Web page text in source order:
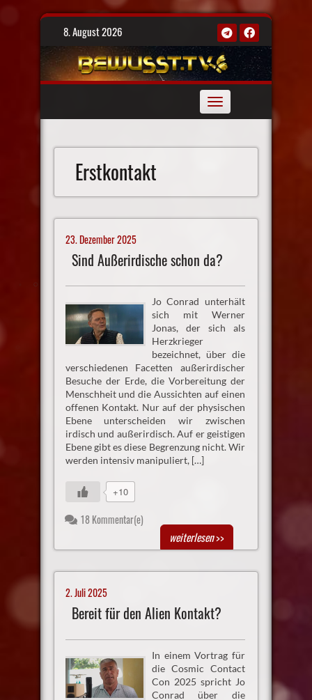
Skip
8. August 2026
Toggle
navigation
Erstkontakt
23. Dezember 2025
Sind Außerirdische schon da?
Jo Conrad unterhält
sich mit Werner
Jonas, der sich als
Herzkrieger
bezeichnet, über die
verschiedenen Facetten außerirdischer
Besuche der Erde, die Vorbereitung der
Menschheit und die Aussichten auf einen
offenen Kontakt. Nur auf der physischen
Ebene unterscheiden wir zwischen
irdisch und außerirdisch. Auf er geistigen
Ebene gibt es diese Begrenzung nicht. Wir
werden intensiv manipuliert, […]
+10
18 Kommentar(e)
weiterlesen>>
2. Juli 2025
Bereit für den Alien Kontakt?
In einem Vortrag für
die Cosmic Contact
Con 2025 spricht Jo
Conrad über die